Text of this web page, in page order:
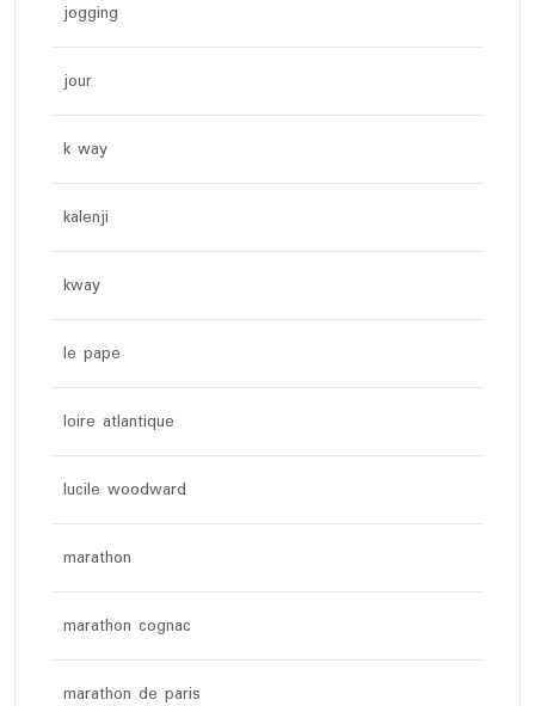
jogging
jour
k way
kalenji
kway
le pape
loire atlantique
lucile woodward
marathon
marathon cognac
marathon de paris